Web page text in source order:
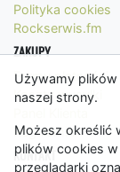
Używamy plików
naszej strony.
Możesz określić
plików cookies
przeglądarki
Polityka cookies
Rockserwis.fm
ZAKUPY
Formy płatności
Koszty wysyłki
Regulamin
KONTAKT